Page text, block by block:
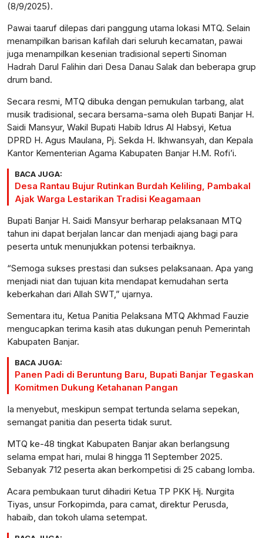
(8/9/2025).
Pawai taaruf dilepas dari panggung utama lokasi MTQ. Selain
menampilkan barisan kafilah dari seluruh kecamatan, pawai
juga menampilkan kesenian tradisional seperti Sinoman
Hadrah Darul Falihin dari Desa Danau Salak dan beberapa grup
drum band.
Secara resmi, MTQ dibuka dengan pemukulan tarbang, alat
musik tradisional, secara bersama-sama oleh Bupati Banjar H.
Saidi Mansyur, Wakil Bupati Habib Idrus Al Habsyi, Ketua
DPRD H. Agus Maulana, Pj. Sekda H. Ikhwansyah, dan Kepala
Kantor Kementerian Agama Kabupaten Banjar H.M. Rofi’i.
BACA JUGA:
Desa Rantau Bujur Rutinkan Burdah Keliling, Pambakal
Ajak Warga Lestarikan Tradisi Keagamaan
Bupati Banjar H. Saidi Mansyur berharap pelaksanaan MTQ
tahun ini dapat berjalan lancar dan menjadi ajang bagi para
peserta untuk menunjukkan potensi terbaiknya.
“Semoga sukses prestasi dan sukses pelaksanaan. Apa yang
menjadi niat dan tujuan kita mendapat kemudahan serta
keberkahan dari Allah SWT,” ujarnya.
Sementara itu, Ketua Panitia Pelaksana MTQ Akhmad Fauzie
mengucapkan terima kasih atas dukungan penuh Pemerintah
Kabupaten Banjar.
BACA JUGA:
Panen Padi di Beruntung Baru, Bupati Banjar Tegaskan
Komitmen Dukung Ketahanan Pangan
Ia menyebut, meskipun sempat tertunda selama sepekan,
semangat panitia dan peserta tidak surut.
MTQ ke-48 tingkat Kabupaten Banjar akan berlangsung
selama empat hari, mulai 8 hingga 11 September 2025.
Sebanyak 712 peserta akan berkompetisi di 25 cabang lomba.
Acara pembukaan turut dihadiri Ketua TP PKK Hj. Nurgita
Tiyas, unsur Forkopimda, para camat, direktur Perusda,
habaib, dan tokoh ulama setempat.